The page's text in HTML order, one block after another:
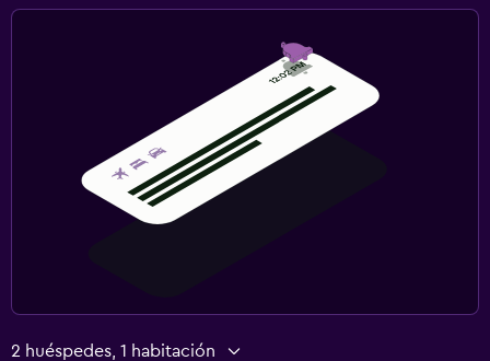
2 huéspedes, 1 habitación